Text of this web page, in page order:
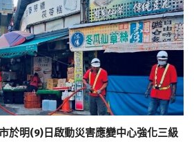
於明(9)日啟動災害應變中心強化三級